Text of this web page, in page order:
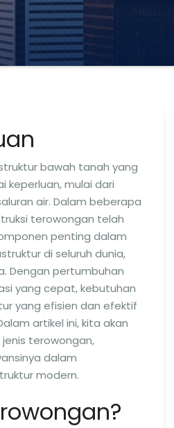
bawah tanah yang
keperluan, mulai dari
air. Dalam beberapa
terowongan telah
penting dalam
di seluruh dunia,
Dengan pertumbuhan
yang cepat, kebutuhan
yang efisien dan efektif
artikel ini, kita akan
terowongan,
dalam
modern.